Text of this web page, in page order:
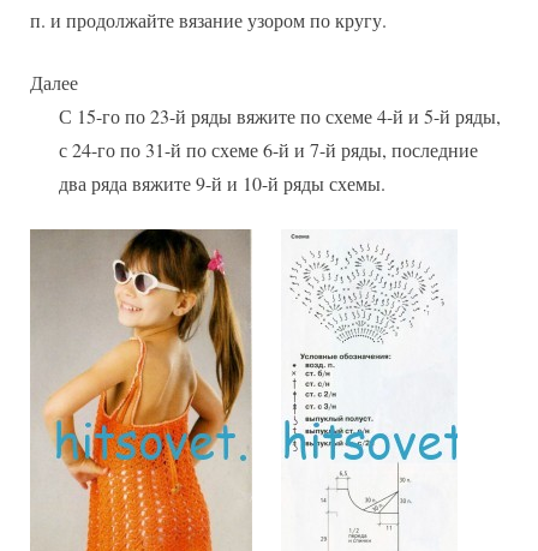
п. и продолжайте вязание узором по кругу.
Далее
С 15-го по 23-й ряды вяжите по схеме 4-й и 5-й ряды,
с 24-го по 31-й по схеме 6-й и 7-й ряды, последние
два ряда вяжите 9-й и 10-й ряды схемы.